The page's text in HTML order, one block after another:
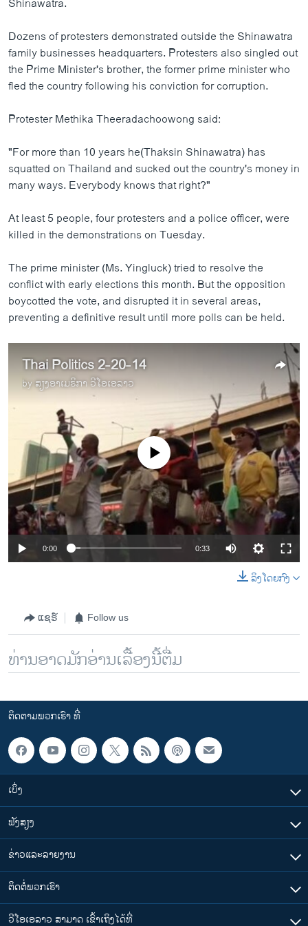
l
i
d
e
Dozens of protesters demonstrated outside the Shinawatra
family businesses headquarters. Protesters also singled out
the Prime Minister's brother, the former prime minister who
fled the country following his conviction for corruption.
Protester Methika Theeradachoowong said:
"For more than 10 years he(Thaksin Shinawatra) has
squatted on Thailand and sucked out the country's money in
many ways. Everybody knows that right?"
At least 5 people, four protesters and a police officer, were
killed in the demonstrations on Tuesday.
The prime minister (Ms. Yingluck) tried to resolve the
conflict with early elections this month. But the opposition
boycotted the vote, and disrupted it in several areas,
preventing a definitive result until more polls can be held.
Thai Politics 2-20-14
byສຽງອາເມຣິກາ ວີໂອເອລາວ
No media source currently available
0:00 0:33
ລິງໂດຍກົງ
ແຊຣ໌ Follow us
ທ່ານອາດມັກອ່ານເລື້ອງນີ້ຕື່ມ
ຕິດຕາມພວກເຮົາ ທີ່
ເບິ່ງ
ຟັງສຽງ
ຂ່າວແລະລາຍງານ
ຕິດຕໍ່ພວກເຮົາ
ວີໂອເອລາວ ສາມາດ ເຂົ້າເຖິງໄດ້ທີ່